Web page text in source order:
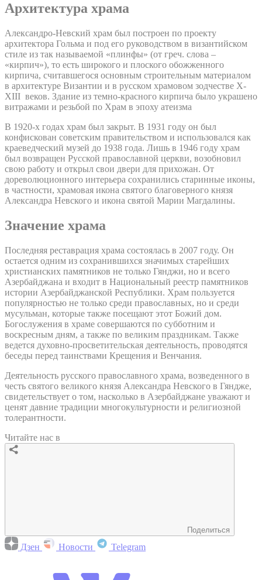
Архитектура храма
Александро-Невский храм был построен по проекту
архитектора Гольма и под его руководством в византийском
стиле из так называемой «плинфы» (от греч. слова –
«кирпич»), то есть широкого и плоского обожженного
кирпича, считавшегося основным строительным материалом
в архитектуре Византии и в русском храмовом зодчестве X-
XIII веков. Здание из темно-красного кирпича было украшено
витражами и резьбой по Храм в эпоху атеизма
В 1920-х годах храм был закрыт. В 1931 году он был
конфискован советским правительством и использовался как
краеведческий музей до 1938 года. Лишь в 1946 году храм
был возвращен Русской православной церкви, возобновил
свою работу и открыл свои двери для прихожан. От
дореволюционного интерьера сохранились старинные иконы,
в частности, храмовая икона святого благоверного князя
Александра Невского и икона святой Марии Магдалины.
Значение храма
Последняя реставрация храма состоялась в 2007 году. Он
остается одним из сохранившихся значимых старейших
христианских памятников не только Гянджи, но и всего
Азербайджана и входит в Национальный реестр памятников
истории Азербайджанской Республики. Храм пользуется
популярностью не только среди православных, но и среди
мусульман, которые также посещают этот Божий дом.
Богослужения в храме совершаются по субботним и
воскресным дням, а также по великим праздникам. Также
ведется духовно-просветительская деятельность, проводятся
беседы перед таинствами Крещения и Венчания.
Деятельность русского православного храма, возведенного в
честь святого великого князя Александра Невского в Гяндже,
свидетельствует о том, насколько в Азербайджане уважают и
ценят давние традиции многокультурности и религиозной
толерантности.
Читайте нас в
Поделиться
Дзен Новости Telegram